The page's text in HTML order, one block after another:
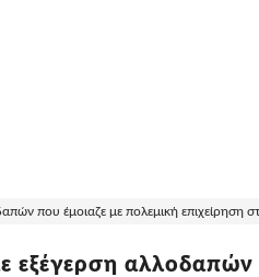
που έμοιαζε με πολεμική επιχείρηση
εξέγερση